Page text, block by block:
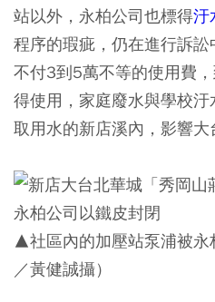
站以外，永柏公司也標得汙
程序的瑕疵，仍在進行訴
不付3到5萬不等的使用費
得使用，家庭廢水與學校
取用水的新店溪內，影響大
▲社區內的加壓站泵浦被永
／黃健誠攝）